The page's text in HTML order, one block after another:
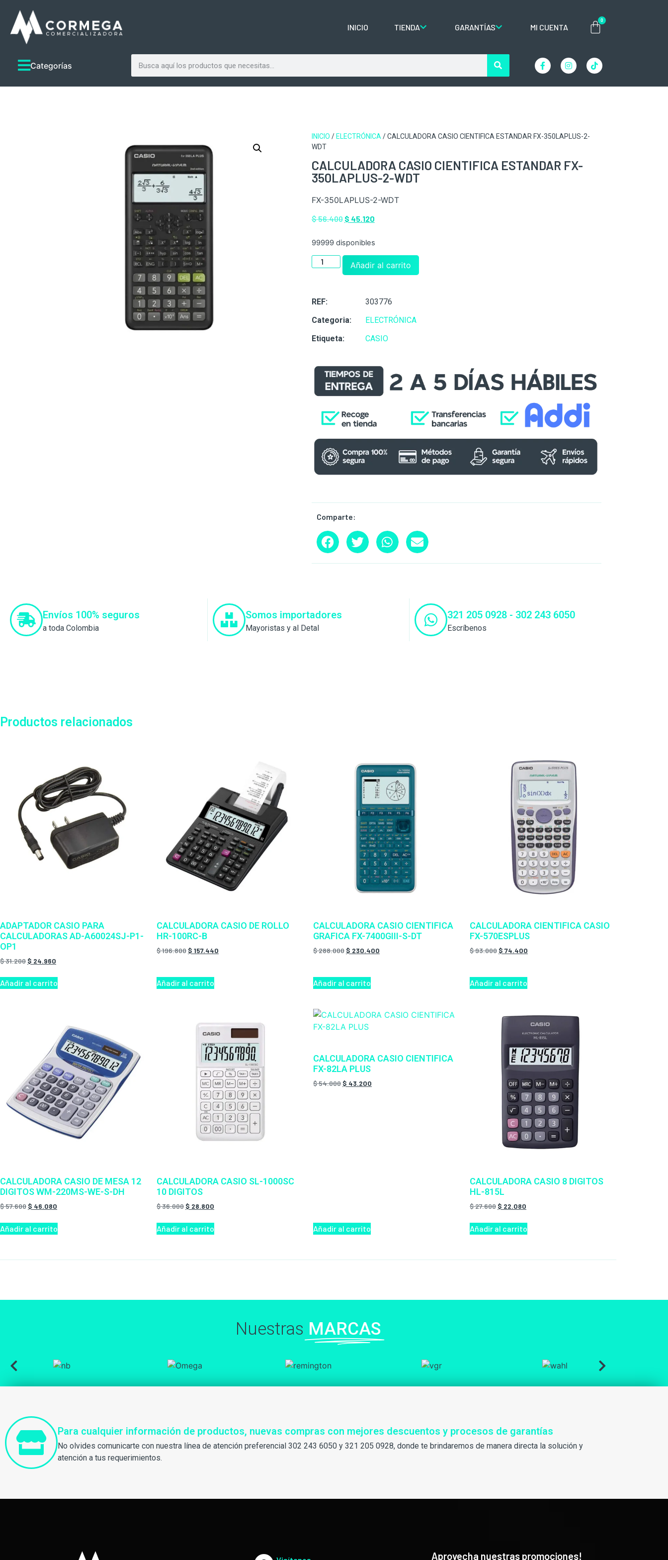
INICIO TIENDA GARANTÍAS MI CUENTA
0
Categorías
INICIO / ELECTRÓNICA / CALCULADORA CASIO CIENTIFICA ESTANDAR FX-350LAPLUS-2-
WDT
CALCULADORA CASIO CIENTIFICA ESTANDAR FX-
350LAPLUS-2-WDT
FX-350LAPLUS-2-WDT
$56.400 $ 45.120
99999 disponibles
Añadir al carrito
REF:
303776
Categoria:
ELECTRÓNICA
Etiqueta:
CASIO
Comparte:
Envíos 100% seguros
a toda Colombia
Somos importadores
Mayoristas y al Detal
321 205 0928 - 302 243 6050
Escríbenos
Productos relacionados
ADAPTADOR CASIO PARA
CALCULADORAS AD-A60024SJ-P1-
OP1
$31.200 $ 24.960
Añadir al carrito
CALCULADORA CASIO DE ROLLO
HR-100RC-B
$196.800 $ 157.440
Añadir al carrito
CALCULADORA CASIO CIENTIFICA
GRAFICA FX-7400GIII-S-DT
$288.000 $ 230.400
Añadir al carrito
CALCULADORA CIENTIFICA CASIO
FX-570ESPLUS
$93.000 $ 74.400
Añadir al carrito
CALCULADORA CASIO DE MESA 12
DIGITOS WM-220MS-WE-S-DH
$57.600 $ 46.080
Añadir al carrito
CALCULADORA CASIO SL-1000SC
10 DIGITOS
$36.000 $ 28.800
Añadir al carrito
CALCULADORA CASIO CIENTIFICA
FX-82LA PLUS
$54.000 $ 43.200
Añadir al carrito
CALCULADORA CASIO 8 DIGITOS
HL-815L
$27.600 $ 22.080
Añadir al carrito
Nuestras MARCAS
Para cualquier información de productos, nuevas compras con mejores descuentos y procesos de garantías
No olvides comunicarte con nuestra línea de atención preferencial 302 243 6050 y 321 205 0928, donde te brindaremos de manera directa la solución y
atención a tus requerimientos.
Aprovecha nuestras promociones!